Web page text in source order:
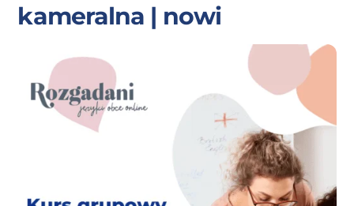
kameralna | nowi